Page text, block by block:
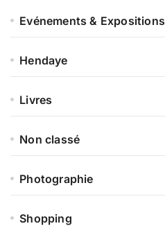
Evénements & Expositions
Hendaye
Livres
Non classé
Photographie
Shopping